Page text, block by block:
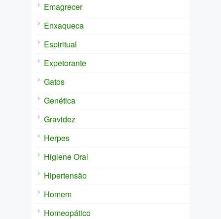
Emagrecer
Enxaqueca
Espiritual
Expetorante
Gatos
Genética
Gravidez
Herpes
Higiene Oral
Hipertensão
Homem
Homeopático